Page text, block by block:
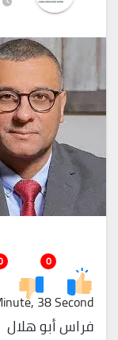
0
38 Second
فراس أبو هلال